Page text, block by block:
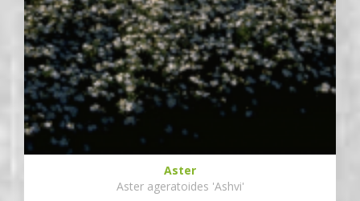
Aster
Aster ageratoides 'Ashvi'